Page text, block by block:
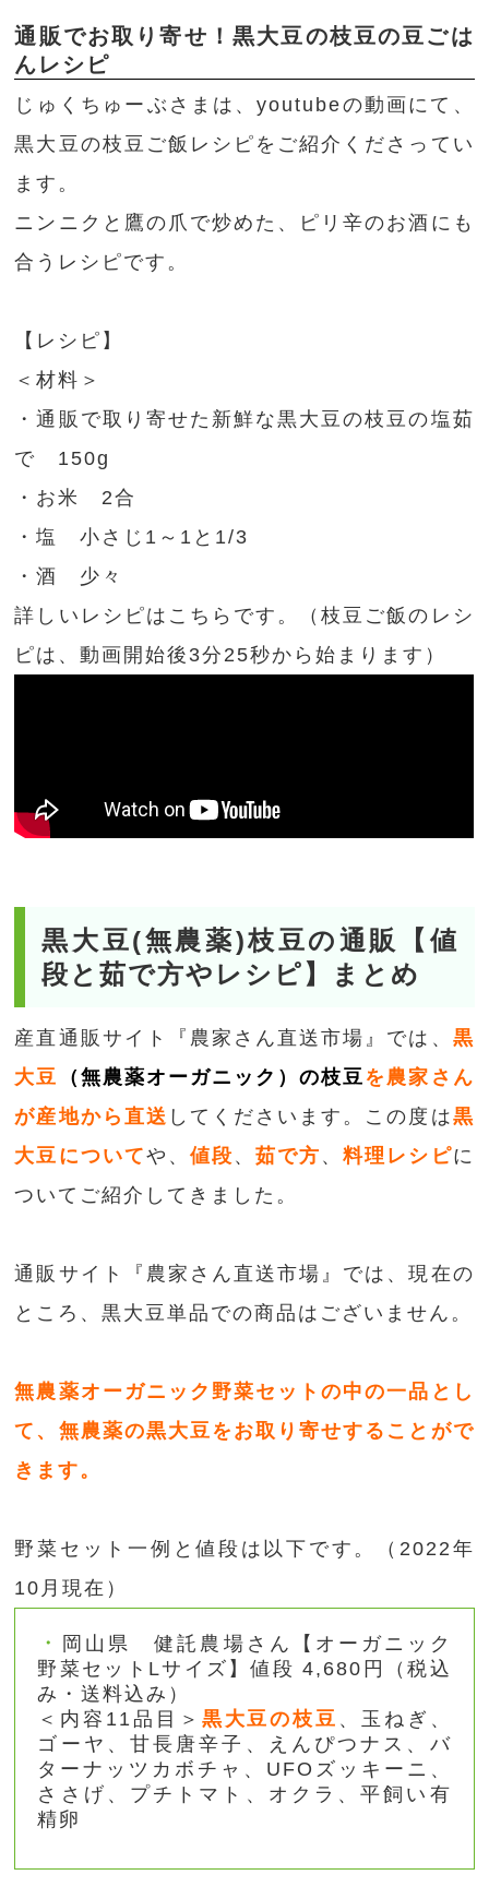
通販でお取り寄せ！黒大豆の枝豆の豆ごは
んレシピ
じゅくちゅーぶさまは、youtubeの動画にて、
黒大豆の枝豆ご飯レシピをご紹介くださってい
ます。
ニンニクと鷹の爪で炒めた、ピリ辛のお酒にも
合うレシピです。
【レシピ】
＜材料＞
・通販で取り寄せた新鮮な黒大豆の枝豆の塩茹
で 150g
・お米 2合
・塩 小さじ1～1と1/3
・酒 少々
詳しいレシピはこちらです。（枝豆ご飯のレシ
ピは、動画開始後3分25秒から始まります）
黒大豆(無農薬)枝豆の通販【値
段と茹で方やレシピ】まとめ
産直通販サイト『農家さん直送市場』では、 黒
大豆
（無農薬オーガニック）の枝豆を農家さん
が産地から直送 してくださいます。この度は黒
大豆についてや、 値段 、茹で方 、料理レシピに
ついてご紹介してきました。
通販サイト『農家さん直送市場』では、現在の
ところ、黒大豆単品での商品はございません。
無農薬オーガニック野菜セットの中の一品とし
て、無農薬の黒大豆をお取り寄せすることがで
きます。
野菜セット一例と値段は以下です。（2022年
10月現在）
岡山県 健託農場さん【オーガニック
野菜セットLサイズ】値段 4,680円（税込
み・送料込み）
＜内容11品目＞ 黒大豆の枝豆 、玉ねぎ、
ゴーヤ、甘長唐辛子、えんぴつナス、バ
ターナッツカボチャ、UFOズッキーニ、
ささげ、プチトマト、オクラ、平飼い有
精卵